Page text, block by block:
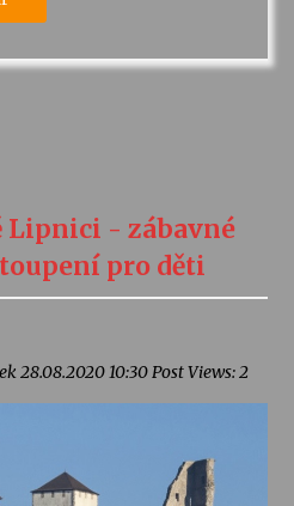
Lipnici - zábavné
pro děti
28.08.2020 10:30 Post Views: 2